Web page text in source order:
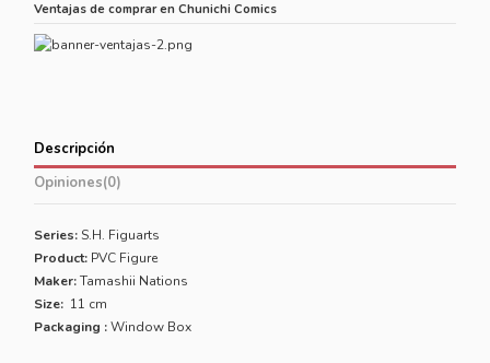
Ventajas de comprar en Chunichi Comics
Descripción
Opiniones(0)
Series:S.H. Figuarts
Product: PVC Figure
Maker:Tamashii Nations
Size: 11 cm
Packaging :Window Box